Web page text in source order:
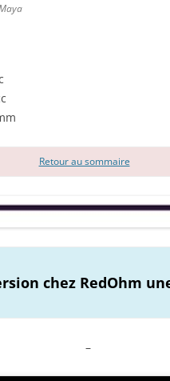
Retour au sommaire
chez RedOhm
–